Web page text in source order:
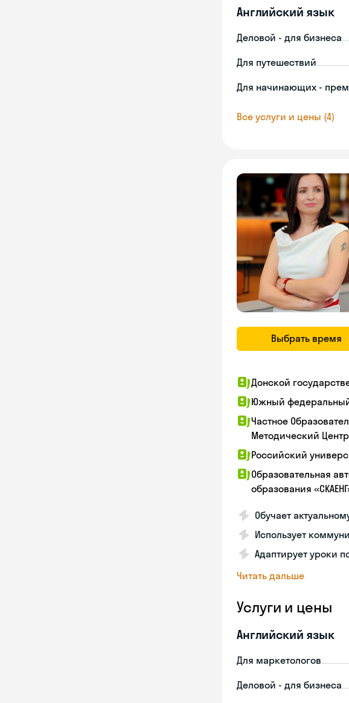
Английский язык
Деловой - для бизнеса
Для путешествий
Для начинающих -
Все услуги и цены (4)
Выбрать время
Донской
Южный
Частное
Методический
Российский
Образовательная
образования
Обучает
Использует
Адаптирует уроки
Читать дальше
Услуги и цены
Английский язык
Для маркетологов
Деловой - для бизнеса